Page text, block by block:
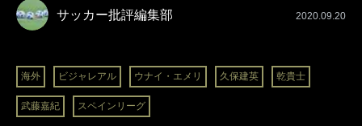
サッカー批評編集部 2020.09.20
海外 ビジャレアル ウナイ・エメリ 久保建英 乾貴士
武藤嘉紀 スペインリーグ